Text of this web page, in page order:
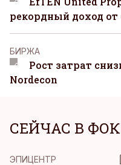
рекордный доход
БИРЖА
Рост затрат
Nordecon
СЕЙЧАС В
ЭПИЦЕНТР